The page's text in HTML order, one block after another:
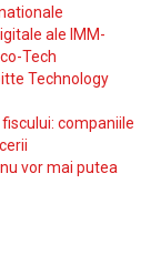
ale IMM-
Tech
Technology
companiile
vor mai putea